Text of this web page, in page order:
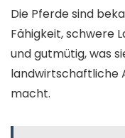
Die Pferde sind
Fähigkeit, schwere
und gutmütig, was
landwirtschaftliche
macht.